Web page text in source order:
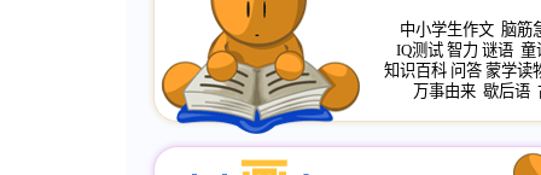
中小学生作文 脑筋
IQ测试 智力 谜语 童
知识百科 问答 蒙学读
万事由来 歇后语